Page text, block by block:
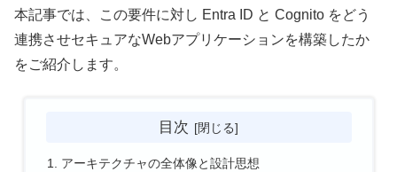
本記事では、この要件に対し Entra ID と Cognito をどう
連携させセキュアなWebアプリケーションを構築したか
をご紹介します。
目次
アーキテクチャの全体像と設計思想